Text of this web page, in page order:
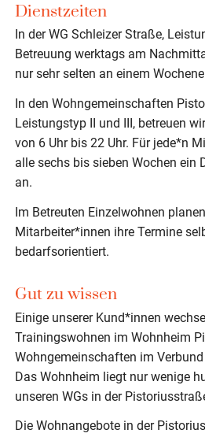
Dienstzeiten
In der WG Schleizer Straße,
Betreuung werktags am
nur sehr selten an einem
In den Wohngemeinschaften
Leistungstyp II und III, betreuen
von 6 Uhr bis 22 Uhr. Für jede*n
alle sechs bis sieben Wochen ein
an.
Im Betreuten Einzelwohnen
Mitarbeiter*innen ihre Termine
bedarfsorientiert.
Gut zu wissen
Einige unserer Kund*innen
Trainingswohnen im Wohnheim
Wohngemeinschaften im
Das Wohnheim liegt nur wenige
unseren WGs in der
Die Wohnangebote in der